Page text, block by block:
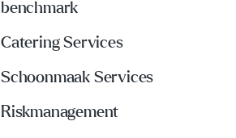
benchmark
Catering Services
Schoonmaak Services
Riskmanagement